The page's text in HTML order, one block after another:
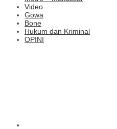
Video
Gowa
Bone
Hukum dan Kriminal
OPINI